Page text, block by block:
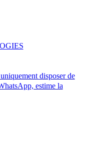
disposer de
estime la